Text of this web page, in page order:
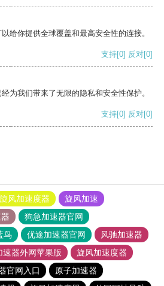
给你提供全球覆盖和最高安全性的连接。
支持[0] 反对[0]
为我们带来了无限的隐私和安全性保护。
支持[0] 反对[0]
旋风加速度器
旋风加速
狗急加速器官网
鸟 优途加速器官网
风驰加速器
速器外网苹果版
旋风加速度器
官网入口
原子加速器